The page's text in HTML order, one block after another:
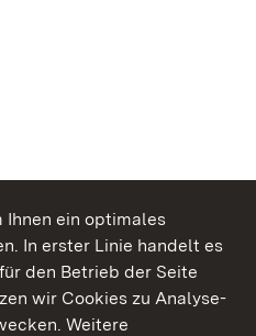
Ihnen ein optimales
In erster Linie handelt es
den Betrieb der Seite
wir Cookies zu Analyse-
Weitere